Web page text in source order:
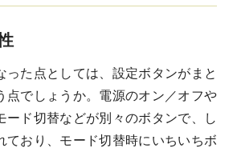
った点としては、設定ボタンがまと
点でしょうか。電源のオン／オフや
ード切替などが別々のボタンで、し
ており、モード切替時にいちいちボ